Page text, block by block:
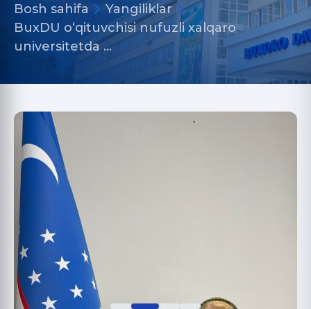
Bosh sahifa
Yangiliklar
BuxDU o‘qituvchisi nufuzli xalqaro
universitetda …